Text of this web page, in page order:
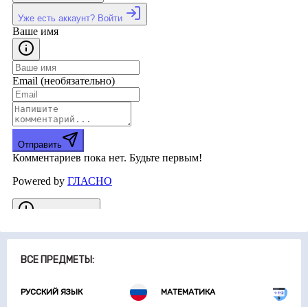
ВСЕ ПРЕДМЕТЫ:
РУССКИЙ ЯЗЫК МАТЕМАТИКА